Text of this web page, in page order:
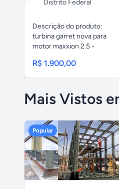
Distrito Federal
Descrição do produto:
turbina garret nova para
motor maxxion 2.5 -
R$ 1.900,00
Mais Vistos
Popular